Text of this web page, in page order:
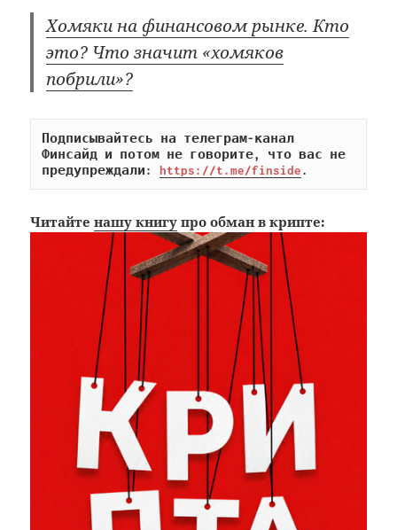
Хомяки на финансовом рынке. Кто
это? Что значит «хомяков
побрили»?
Подписывайтесь на телеграм-канал
Финсайд и потом не говорите, что вас не
предупреждали: https://t.me/finside.
Читайтенашу книгу про обман в крипте: